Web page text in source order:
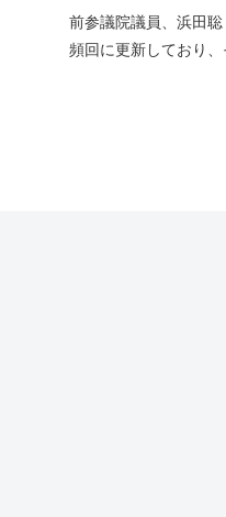
前参議院議員、浜田
頻回に更新しており